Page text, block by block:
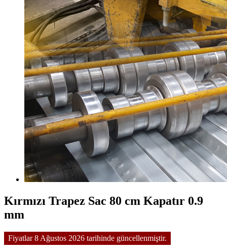
Kırmızı Trapez Sac 80 cm Kapatır 0.9
mm
Fiyatlar 8 Ağustos 2026 tarihinde güncellenmiştir.